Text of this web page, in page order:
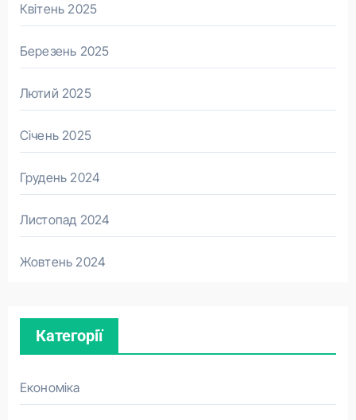
Квітень 2025
Березень 2025
Лютий 2025
Січень 2025
Грудень 2024
Листопад 2024
Жовтень 2024
Категорії
Економіка